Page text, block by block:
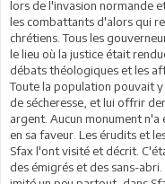
lors de l'invasion normande
les combattants d'alors qui
chrétiens. Tous les
le lieu où la justice était
débats théologiques et les
Toute la population pouvait
de sécheresse, et lui offrir
argent. Aucun monument
en sa faveur. Les érudits et
Sfax l'ont visité et décrit.
des émigrés et des sans-